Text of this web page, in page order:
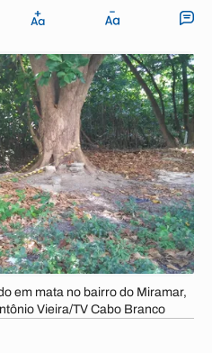
em mata no bairro do Miramar,
Vieira/TV Cabo Branco